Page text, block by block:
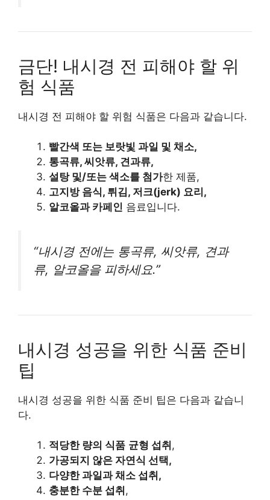
금단! 내시경 전 피해야 할 위
험 식품
내시경 전 피해야 할 위험 식품은 다음과 같습니다.
빨간색 또는 보랏빛 과일 및 채소,
통곡류, 씨앗류, 견과류,
설탕 및/또는 색소를 첨가한 제품,
고지방 음식, 튀김, 저크(jerk) 요리,
알코올과 카페인 음료입니다.
“내시경 전에는 통곡류, 씨앗류, 견과
류, 알코올을 피하세요.”
내시경 성공을 위한 식품 준비
팁
내시경 성공을 위한 식품 준비 팁은 다음과 같습니
다.
적당한 량의 식품 균형 섭취 ,
가공되지 않은 자연식 선택,
다양한과일과채소 섭취,
충분한 수분 섭취 ,